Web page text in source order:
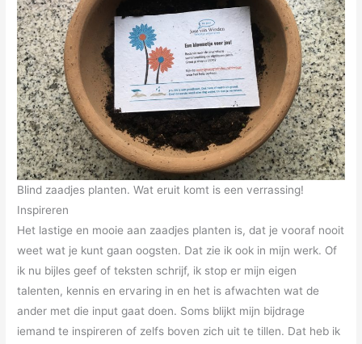
Blind zaadjes planten. Wat eruit komt is een verrassing!
Inspireren
Het lastige en mooie aan zaadjes planten is, dat je vooraf nooit
weet wat je kunt gaan oogsten. Dat zie ik ook in mijn werk. Of
ik nu bijles geef of teksten schrijf, ik stop er mijn eigen
talenten, kennis en ervaring in en het is afwachten wat de
ander met die input gaat doen. Soms blijkt mijn bijdrage
iemand te inspireren of zelfs boven zich uit te tillen. Dat heb ik